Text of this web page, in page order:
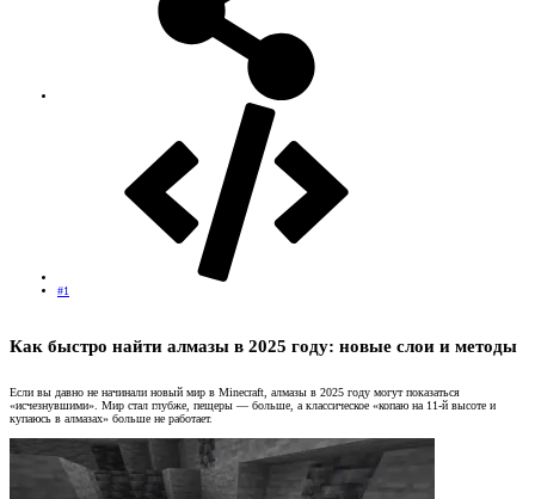
#1
Как быстро найти алмазы в 2025 году: новые слои и методы​
Если вы давно не начинали новый мир в Minecraft, алмазы в 2025 году могут показаться
«исчезнувшими». Мир стал глубже, пещеры — больше, а классическое «копаю на 11-й высоте и
купаюсь в алмазах» больше не работает.